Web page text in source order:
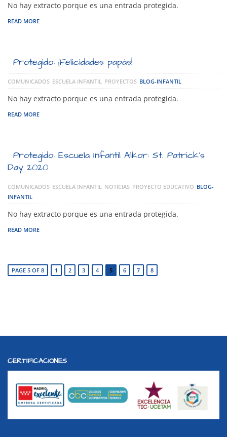
No hay extracto porque es una entrada protegida.
READ MORE
Protegido: ¡Felicidades papás!
COMUNICADOS ESCUELA INFANTIL PROYECTOS BLOG-INFANTIL
No hay extracto porque es una entrada protegida.
READ MORE
Protegido: Escuela Infantil Alkor: St. Patrick’s
Day 2020
COMUNICADOS ESCUELA INFANTIL NOTICIAS PROYECTO EDUCATIVO BLOG-
INFANTIL
No hay extracto porque es una entrada protegida.
READ MORE
PAGE 5 OF 8 1 2 3 4 5 6 7 8
CERTIFICACIONES